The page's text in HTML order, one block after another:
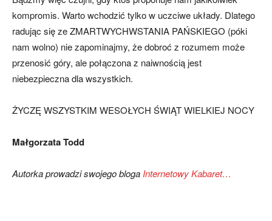
kompromis. Warto wchodzić tylko w uczciwe układy. Dlatego
radując się ze ZMARTWYCHWSTANIA PAŃSKIEGO (póki
nam wolno) nie zapominajmy, że dobroć z rozumem może
przenosić góry, ale połączona z naiwnością jest
niebezpieczna dla wszystkich.
ŻYCZĘ WSZYSTKIM WESOŁYCH ŚWIĄT WIELKIEJ NOCY
Małgorzata Todd
Autorka prowadzi swojego bloga Internetowy Kabaret…